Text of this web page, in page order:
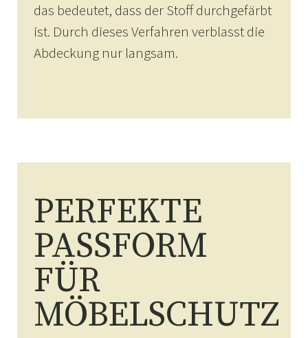
das bedeutet, dass der Stoff durchgefärbt
ist. Durch dieses Verfahren verblasst die
Abdeckung nur langsam.
PERFEKTE
PASSFORM
FÜR
MÖBELSCHUTZ